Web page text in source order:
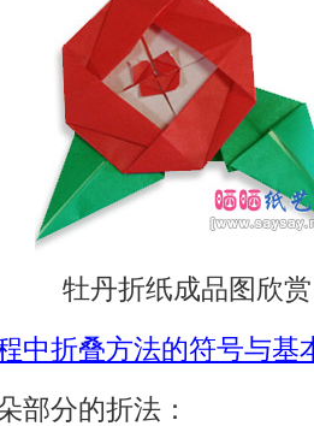
牡丹折纸成品图欣赏
中折叠方法的符号与基
部分的折法：